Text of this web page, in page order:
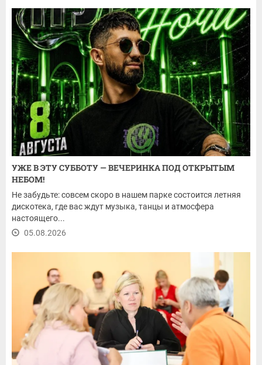
УЖЕ В ЭТУ СУББОТУ — ВЕЧЕРИНКА ПОД ОТКРЫТЫМ
НЕБОМ!
Не забудьте: совсем скоро в нашем парке состоится летняя
дискотека, где вас ждут музыка, танцы и атмосфера
настоящего...
05.08.2026